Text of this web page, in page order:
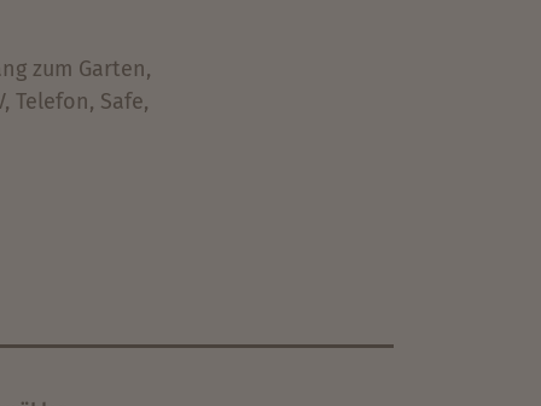
zum Garten,
Telefon, Safe,